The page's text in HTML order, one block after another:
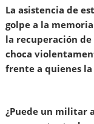
La asistencia de
golpe a la
la recuperación
choca
frente a quienes
¿Puede un militar